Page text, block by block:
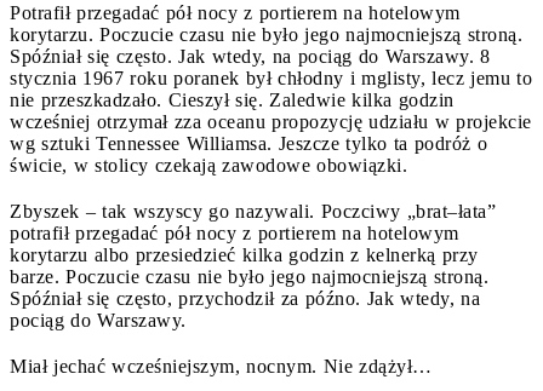
Potrafił przegadać pół nocy z portierem na hotelowym
korytarzu. Poczucie czasu nie było jego najmocniejszą stroną.
Spóźniał się często. Jak wtedy, na pociąg do Warszawy. 8
stycznia 1967 roku poranek był chłodny i mglisty, lecz jemu to
nie przeszkadzało. Cieszył się. Zaledwie kilka godzin
wcześniej otrzymał zza oceanu propozycję udziału w projekcie
wg sztuki Tennessee Williamsa. Jeszcze tylko ta podróż o
świcie, w stolicy czekają zawodowe obowiązki.
Zbyszek – tak wszyscy go nazywali. Poczciwy „brat–łata”
potrafił przegadać pół nocy z portierem na hotelowym
korytarzu albo przesiedzieć kilka godzin z kelnerką przy
barze. Poczucie czasu nie było jego najmocniejszą stroną.
Spóźniał się często, przychodził za późno. Jak wtedy, na
pociąg do Warszawy.
Miał jechać wcześniejszym, nocnym. Nie zdążył…